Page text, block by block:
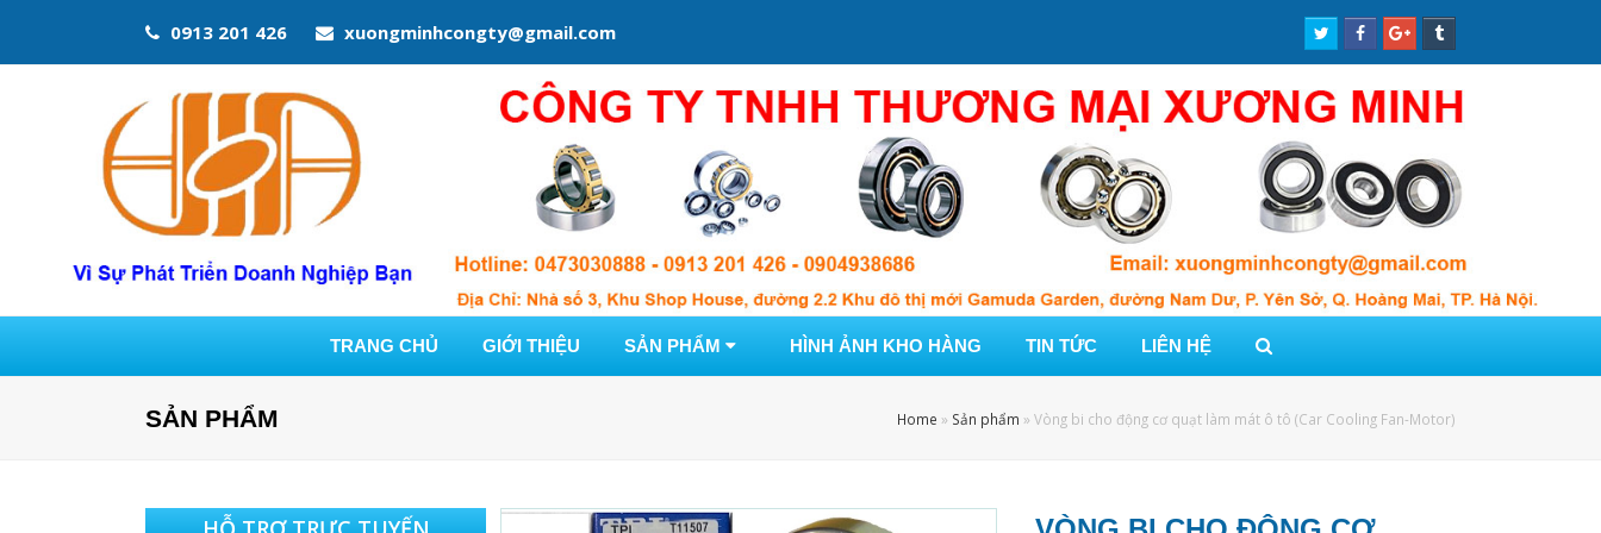
0913 201 426 xuongminhcongty@gmail.com
Twitter
Profile
Facebook
Profile
Google
Plus
Profile
Profile
TRANG CHỦ GIỚI THIỆU SẢN PHẨM HÌNH ẢNH KHO HÀNG TIN TỨC LIÊN HỆ
SẢN PHẨM Home » Sản phẩm » Vòng bi cho động cơ quạt làm mát ô tô (Car Cooling Fan-Motor)